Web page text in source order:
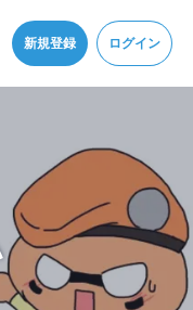
新規登録 ログイン
ポリシーを改定しました。
ックします